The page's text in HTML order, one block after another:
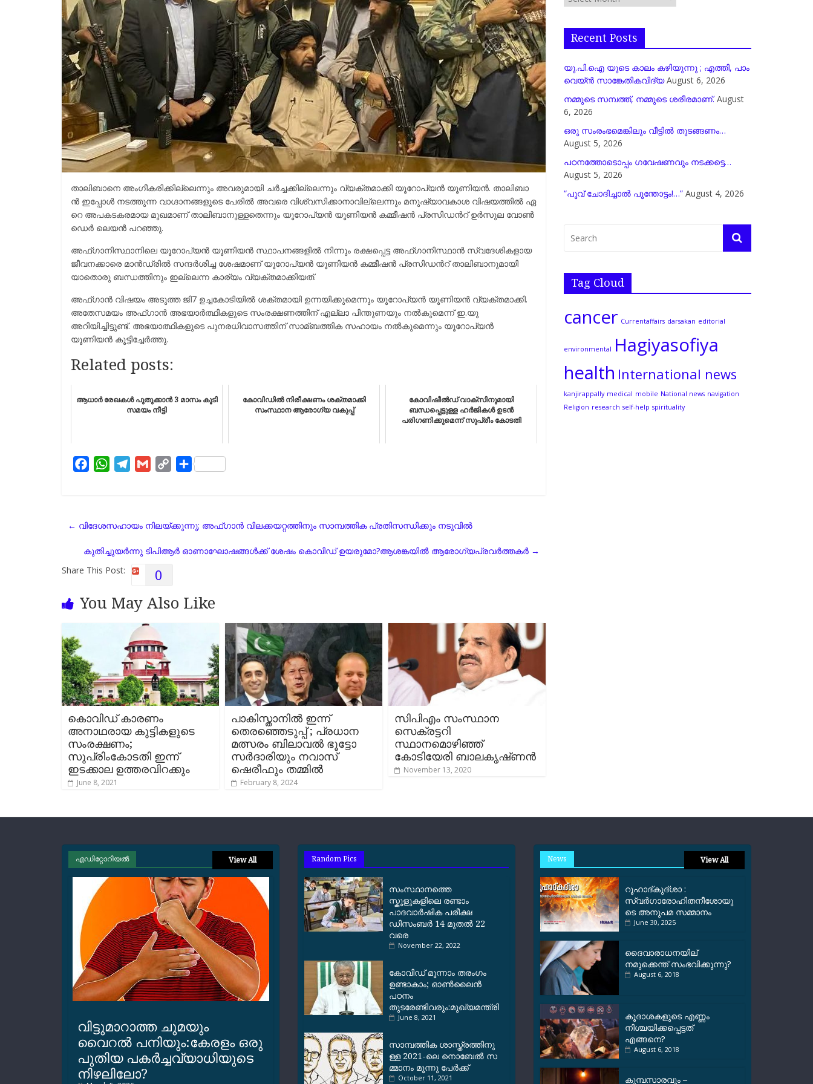
താലിബാനെ അംഗീകരിക്കില്ലെന്നും അവരുമായി ചര്‍ച്ചക്കില്ലെന്നും വ്യക്​തമാക്കി യൂറോപ്യന്‍ യൂണിയന്‍. താ​ലി​ബാ​
ന്‍ ഇ​പ്പോ​ള്‍ ന​ട​ത്തു​ന്ന വാ​ഗ്ദാ​ന​ങ്ങ​ളു​ടെ പേ​രി​ല്‍ അ​വ​രെ വി​ശ്വ​സി​ക്കാ​നാ​വി​ല്ലെ​ന്നും മ​നു​ഷ്യാ​വ​കാ​ശ വി​ഷ​യ​ത്തി​ല്‍ ഏ​
റെ അ​പ​ക​ട​ക​ര​മാ​യ മു​ഖ​മാ​ണ് താ​ലി​ബാ​നു​ള്ള​തെ​ന്നും യൂ​റോ​പ്യ​ന്‍ യൂ​ണി​യ​ന്‍ ക​മ്മീ​ഷ​ന്‍ പ്ര​സി​ഡന്‍റ് ഉ​ര്‍​സു​ല വോ​ണ്‍
ഡെ​ര്‍ ലെ​യ​ന്‍ പ​റ​ഞ്ഞു.
അഫ്ഗാനിസ്ഥാനിലെ യൂറോപ്യന്‍ യൂണിയന്‍ സ്ഥാപനങ്ങളില്‍ നിന്നും രക്ഷപ്പെട്ട അഫ്ഗാനിസ്ഥാന്‍ സ്വദേശികളായ
ജീവനക്കാരെ മാന്‍ഡ്രില്‍ സന്ദര്‍ശിച്ച ശേഷമാണ് യൂറോപ്യന്‍ യൂണിയന്‍ കമ്മീഷന്‍ പ്രസിഡന്‍റ് താലിബാനുമായി
യാതൊരു ബന്ധത്തിനും ഇല്ലെന്ന കാര്യം വ്യക്തമാക്കിയത്.
അഫ്​ഗാന്‍ വിഷയം അടുത്ത ജി7 ഉച്ചകോടിയില്‍ ശക്തമായി ഉന്നയിക്കുമെന്നും യൂറോപ്യന്‍ യൂണിയന്‍ വ്യക്തമാക്കി.
അതേസമയം അഫ്ഗാന്‍ അഭയാര്‍ത്ഥികളുടെ സംരക്ഷണത്തിന് എല്ലാ പിന്തുണയും നല്‍കുമെന്ന് ഇ.യു
അറിയിച്ചിട്ടുണ്ട്​. അഭയാത്ഥികളുടെ പുനരധിവാസത്തിന് സാമ്ബത്തിക സഹായം നല്‍കുമെന്നും യൂറോപ്യന്‍
യൂണിയന്‍ കൂട്ടിച്ചേര്‍ത്തു.
Related posts:
ആധാർ രേഖകൾ പുതുക്കാൻ 3 മാസം കൂടി
സമയം നീട്ടി
കോവിഡില്‍ നിരീക്ഷണം ശക്തമാക്കി
സംസ്ഥാന ആരോഗ്യ വകുപ്പ്
കോവിഷീല്‍ഡ് വാക്‌സിനുമായി
ബന്ധപ്പെട്ടുള്ള ഹര്‍ജികള്‍ ഉടന്‍
പരിഗണിക്കുമെന്ന് സുപ്രീം കോടതി
b
o
k
W
s
p
p
g
a
m
l
L
n
S
e
← വിദേശസഹായം നിലയ്ക്കുന്നു; അഫ്ഗാൻ വിലക്കയറ്റത്തിനും സാമ്പത്തിക പ്രതിസന്ധിക്കും നടുവിൽ
കുതിച്ചുയർന്നു ടിപിആര്‍ ഓണാഘോഷങ്ങള്‍ക്ക് ശേഷം കൊവിഡ് ഉയരുമോ?ആശങ്കയിൽ ആരോഗ്യപ്രവര്‍ത്തകര്‍ →
Share This Post:
0
You May Also Like
കൊവിഡ് കാരണം
അനാഥരായ കുട്ടികളുടെ
സംരക്ഷണം;
സുപ്രിംകോടതി ഇന്ന്
ഇടക്കാല ഉത്തരവിറക്കും
June 8, 2021
പാകിസ്താനിൽ ഇന്ന്
തെരഞ്ഞെടുപ്പ് ; പ്രധാന
മത്സരം ബിലാവല്‍ ഭൂട്ടോ
സര്‍ദാരിയും നവാസ്
ഷെരീഫും തമ്മില്‍
February 8, 2024
സിപിഎം സംസ്ഥാന
സെക്രട്ടറി
സ്ഥാനമൊഴിഞ്ഞ്
കോടിയേരി ബാലകൃഷ്‌ണന്‍
November 13, 2020
Recent Posts
യു.പി.ഐ യുടെ കാലം കഴിയുന്നു ; എത്തി, പാം
വെയ്ൻ സാങ്കേതികവിദ്യ August 6, 2026
നമ്മുടെ സമ്പത്ത്, നമ്മുടെ ശരീരമാണ്. August
6, 2026
ഒരു സംരംഭമെങ്കിലും വീട്ടിൽ തുടങ്ങണം…
August 5, 2026
പഠനത്തോടൊപ്പം ഗവേഷണവും നടക്കട്ടെ…
August 5, 2026
“പൂവ് ചോദിച്ചാൽ പൂന്തോട്ടം!…” August 4, 2026
Tag Cloud
cancer Currentaffairs darsakan editorial
environmental Hagiyasofiya
health International news
kanjirappally medical mobile National news navigation
Religion research self-help spirituality
എഡിറ്റോറിയല്‍ View All
വിട്ടുമാറാത്ത ചുമയും
വൈറല്‍ പനിയും:കേരളം ഒരു
പുതിയ പകര്‍ച്ചവ്യാധിയുടെ
നിഴലിലോ?
Random Pics
സംസ്ഥാനത്തെ
സ്കൂളുകളിലെ രണ്ടാം
പാദവാര്‍ഷിക പരീക്ഷ
ഡിസംബര്‍ 14 മുതല്‍ 22
വരെ
November 22, 2022
കോവിഡ് മൂന്നാം തരംഗം
ഉണ്ടാകാം; ഓൺലൈൻ
പഠനം
തുടരേണ്ടിവരും:മുഖ്യമന്ത്രി
June 8, 2021
സാ​മ്പ​ത്തി​ക ശാ​സ്ത്ര​ത്തി​നു​
ള്ള 2021-ലെ ​നൊ​ബേ​ൽ സ​
മ്മാ​നം മൂ​ന്നു പേ​ർ​ക്ക്
October 11, 2021
News View All
റൂഹാദ്‌കുദ്‌ശാ :
സ്വർഗാരോഹിതനീശോയു
ടെ അനുപമ സമ്മാനം
June 30, 2025
ദൈവാരാധനയില്
നമുക്കെന്ത് സംഭവിക്കുന്നു?
August 6, 2018
കൂദാശകളുടെ എണ്ണം
നിശ്ചയിക്കപ്പെട്ടത്
എങ്ങനെ?
August 6, 2018
കുമ്പസാരവും –